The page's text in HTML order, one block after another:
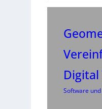
Digital
Software